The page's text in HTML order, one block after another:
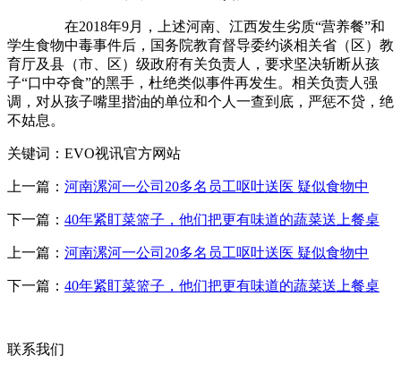
在2018年9月，上述河南、江西发生劣质“营养餐”和
学生食物中毒事件后，国务院教育督导委约谈相关省（区）教
育厅及县（市、区）级政府有关负责人，要求坚决斩断从孩
子“口中夺食”的黑手，杜绝类似事件再发生。相关负责人强
调，对从孩子嘴里揩油的单位和个人一查到底，严惩不贷，绝
不姑息。
关键词：EVO视讯官方网站
上一篇： 河南漯河一公司20多名员工呕吐送医 疑似食物中
下一篇： 40年紧盯菜篮子，他们把更有味道的蔬菜送上餐桌
上一篇： 河南漯河一公司20多名员工呕吐送医 疑似食物中
下一篇： 40年紧盯菜篮子，他们把更有味道的蔬菜送上餐桌
联系我们